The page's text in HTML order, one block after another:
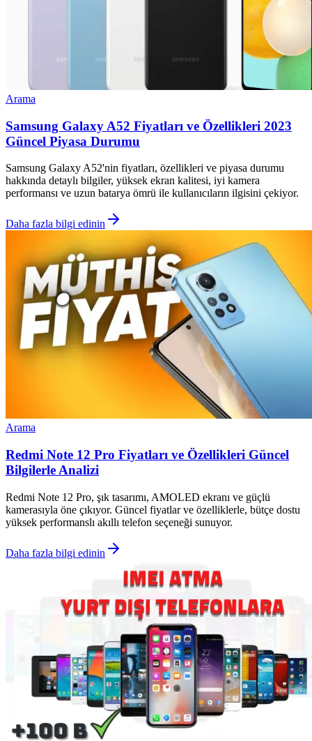
Arama
Samsung Galaxy A52 Fiyatları ve Özellikleri 2023
Güncel Piyasa Durumu
Samsung Galaxy A52'nin fiyatları, özellikleri ve piyasa durumu
hakkında detaylı bilgiler, yüksek ekran kalitesi, iyi kamera
performansı ve uzun batarya ömrü ile kullanıcıların ilgisini çekiyor.
Daha fazla bilgi edinin
Arama
Redmi Note 12 Pro Fiyatları ve Özellikleri Güncel
Bilgilerle Analizi
Redmi Note 12 Pro, şık tasarımı, AMOLED ekranı ve güçlü
kamerasıyla öne çıkıyor. Güncel fiyatlar ve özelliklerle, bütçe dostu
yüksek performanslı akıllı telefon seçeneği sunuyor.
Daha fazla bilgi edinin